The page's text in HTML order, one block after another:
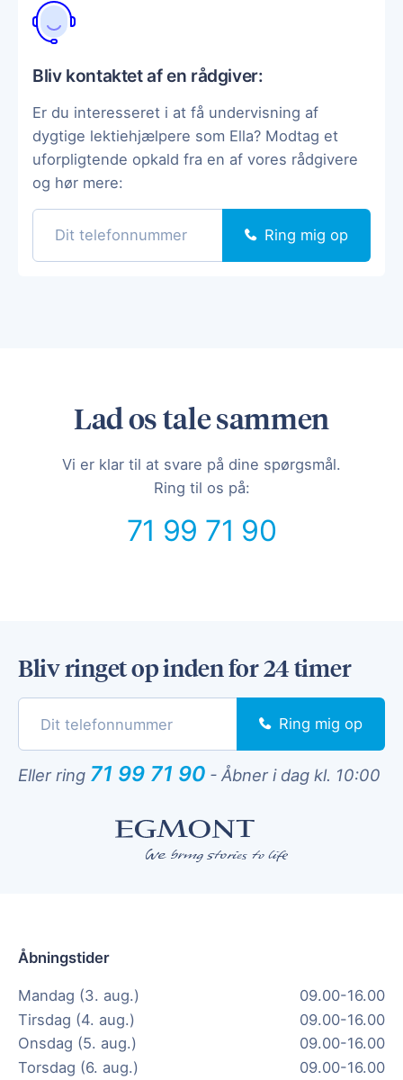
Bliv kontaktet af en rådgiver:
Er du interesseret i at få undervisning af
dygtige lektiehjælpere som Ella? Modtag et
uforpligtende opkald fra en af vores rådgivere
og hør mere:
Ring mig op
Lad os tale sammen
Vi er klar til at svare på dine spørgsmål.
Ring til os på:
71 99 71 90
Bliv ringet op inden for 24 timer
Ring mig op
Eller ring 71 99 71 90 - Åbner i dag kl. 10:00
Åbningstider
Mandag (3. aug.)
09.00-16.00
Tirsdag (4. aug.)
09.00-16.00
Onsdag (5. aug.)
09.00-16.00
Torsdag (6. aug.)
09.00-16.00